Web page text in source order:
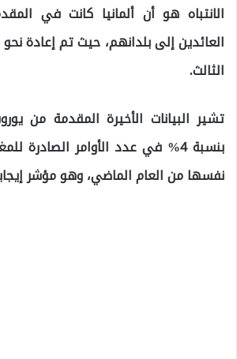
الانتباه هو أن ألمانيا كانت في
الثالث.
تشير البيانات الأخيرة المقدمة من
بنسبة 4% في عدد الأوامر الصادرة
نفسها من العام الماضي، وهو مؤشر